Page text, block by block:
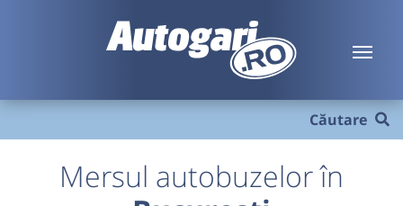
Căutare
Mersul autobuzelor în